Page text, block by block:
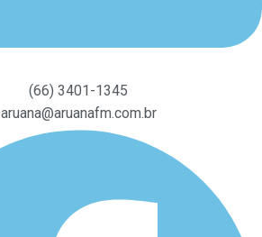
(66) 3401-1345
aruana@aruanafm.com.br